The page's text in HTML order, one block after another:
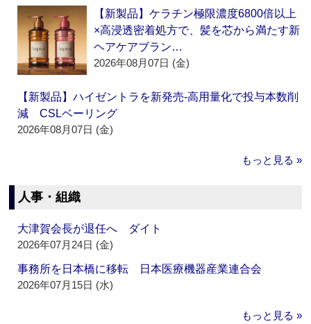
【新製品】ケラチン極限濃度6800倍以上
×高浸透密着処方で、髪を芯から満たす新
ヘアケアブラン…
2026年08月07日 (金)
【新製品】ハイゼントラを新発売‐高用量化で投与本数削
減 CSLベーリング
2026年08月07日 (金)
もっと見る »
人事・組織
大津賀会長が退任へ ダイト
2026年07月24日 (金)
事務所を日本橋に移転 日本医療機器産業連合会
2026年07月15日 (水)
もっと見る »